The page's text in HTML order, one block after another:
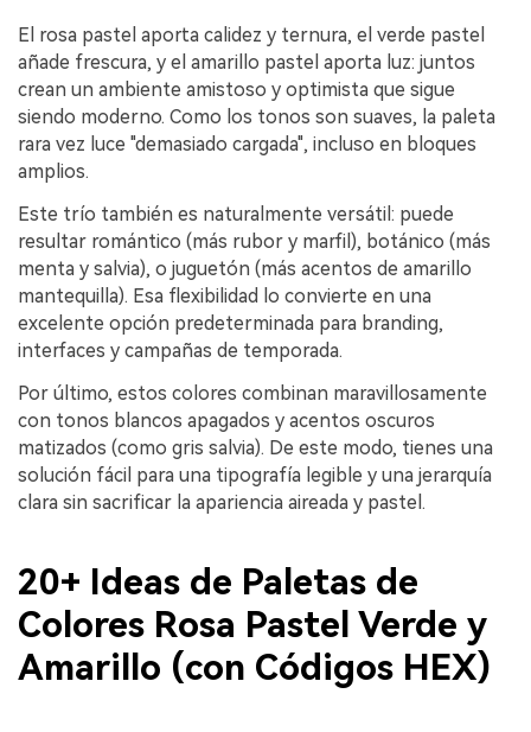
El rosa pastel aporta calidez y ternura, el verde pastel
añade frescura, y el amarillo pastel aporta luz: juntos
crean un ambiente amistoso y optimista que sigue
siendo moderno. Como los tonos son suaves, la paleta
rara vez luce "demasiado cargada", incluso en bloques
amplios.
Este trío también es naturalmente versátil: puede
resultar romántico (más rubor y marfil), botánico (más
menta y salvia), o juguetón (más acentos de amarillo
mantequilla). Esa flexibilidad lo convierte en una
excelente opción predeterminada para branding,
interfaces y campañas de temporada.
Por último, estos colores combinan maravillosamente
con tonos blancos apagados y acentos oscuros
matizados (como gris salvia). De este modo, tienes una
solución fácil para una tipografía legible y una jerarquía
clara sin sacrificar la apariencia aireada y pastel.
20+ Ideas de Paletas de
Colores Rosa Pastel Verde y
Amarillo (con Códigos HEX)